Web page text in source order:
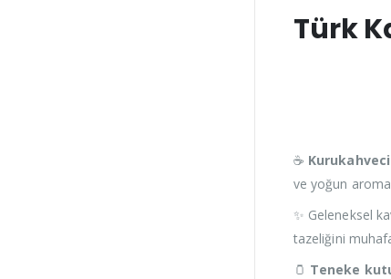
Türk
☕
ve yoğun
✨ Geleneksel
tazeliğini
🫙 Teneke